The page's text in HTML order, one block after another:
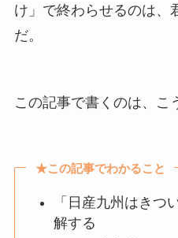
け」で終わらせるのは、
だ。
この記事で書くのは、こ
★この記事でわかること
「日産九州はきつ
解する